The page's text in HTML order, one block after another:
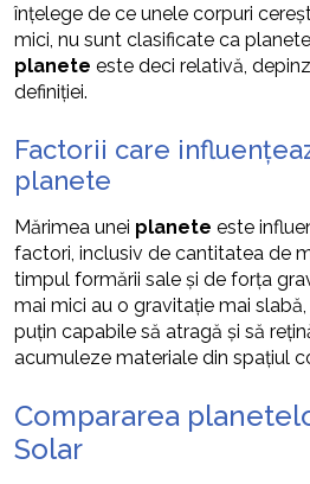
înțelege de ce unele corpuri
mici, nu sunt clasificate ca
planete este deci relativă,
definiției.
Factorii care
planete
Mărimea unei planete este
factori, inclusiv de cantitatea de
timpul formării sale și de forța
mai mici au o gravitație mai
puțin capabile să atragă și să
acumuleze materiale din spațiul
Compararea
Solar